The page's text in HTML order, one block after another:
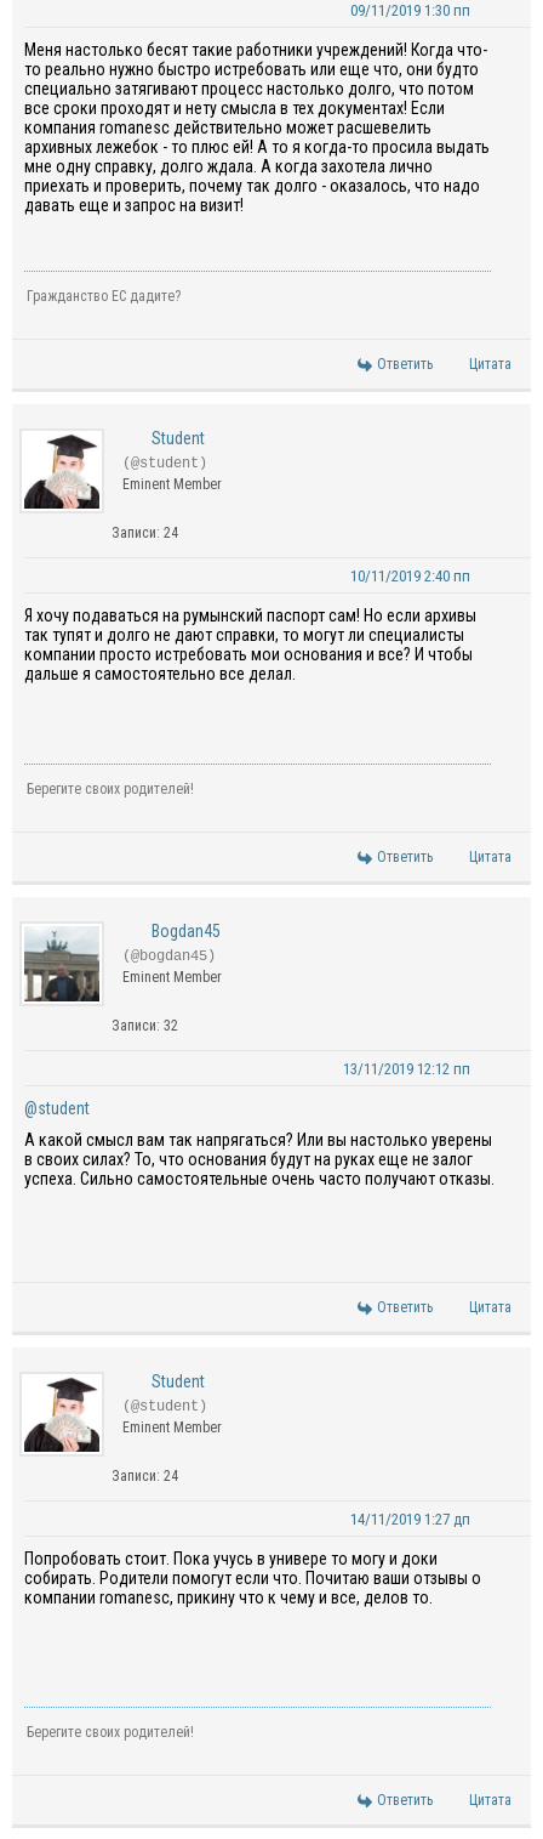
09/11/2019 1:30 пп
Меня настолько бесят такие работники учреждений! Когда что-
то реально нужно быстро истребовать или еще что, они будто
специально затягивают процесс настолько долго, что потом
все сроки проходят и нету смысла в тех документах! Если
компания romanesc действительно может расшевелить
архивных лежебок - то плюс ей! А то я когда-то просила выдать
мне одну справку, долго ждала. А когда захотела лично
приехать и проверить, почему так долго - оказалось, что надо
давать еще и запрос на визит!
Гражданство ЕС дадите?
Ответить Цитата
Student
(@student)
Eminent Member
Записи: 24
10/11/2019 2:40 пп
Я хочу подаваться на румынский паспорт сам! Но если архивы
так тупят и долго не дают справки, то могут ли специалисты
компании просто истребовать мои основания и все? И чтобы
дальше я самостоятельно все делал.
Берегите своих родителей!
Ответить Цитата
Bogdan45
(@bogdan45)
Eminent Member
Записи: 32
13/11/2019 12:12 пп
@student
А какой смысл вам так напрягаться? Или вы настолько уверены
в своих силах? То, что основания будут на руках еще не залог
успеха. Сильно самостоятельные очень часто получают отказы.
Ответить Цитата
Student
(@student)
Eminent Member
Записи: 24
14/11/2019 1:27 дп
Попробовать стоит. Пока учусь в универе то могу и доки
собирать. Родители помогут если что. Почитаю ваши отзывы о
компании romanesc, прикину что к чему и все, делов то.
Берегите своих родителей!
Ответить Цитата